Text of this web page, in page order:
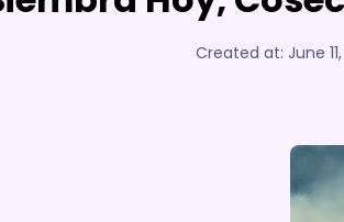
Created at: June